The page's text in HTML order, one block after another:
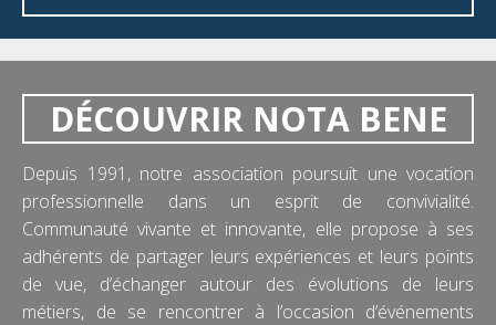
DÉCOUVRIR NOTA BENE
Depuis 1991, notre association poursuit une vocation
professionnelle dans un esprit de convivialité.
Communauté vivante et innovante, elle propose à ses
adhérents de partager leurs expériences et leurs points
de vue, d’échanger autour des évolutions de leurs
métiers, de se rencontrer à l’occasion d’événements